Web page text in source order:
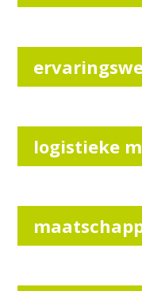
logistieke